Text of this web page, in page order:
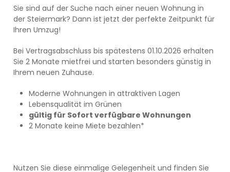
Sie sind auf der Suche nach einer neuen Wohnung in
der Steiermark? Dann ist jetzt der perfekte Zeitpunkt für
Ihren Umzug!
Bei Vertragsabschluss bis spätestens 01.10.2026 erhalten
Sie 2 Monate mietfrei und starten besonders günstig in
Ihrem neuen Zuhause.
Moderne Wohnungen in attraktiven Lagen
Lebensqualität im Grünen
gültig für Sofort verfügbare Wohnungen
2 Monate keine Miete bezahlen*
Nutzen Sie diese einmalige Gelegenheit und finden Sie